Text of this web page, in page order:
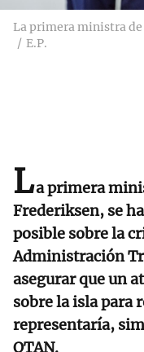
La primera ministra
E.P.
La primera
Frederiksen, se
posible sobre la
Administración
asegurar que un
sobre la isla para
representaría,
OTAN.